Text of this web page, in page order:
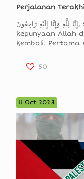
Perjalanan
إِنَّا لِلَّٰهِ وَإِنَّا إِلَيْهِ رَاجِعُونَ, Sesungguhnya kami adalah
kepunyaan Allah
kembali. Pertama
50
11 Oct 2023